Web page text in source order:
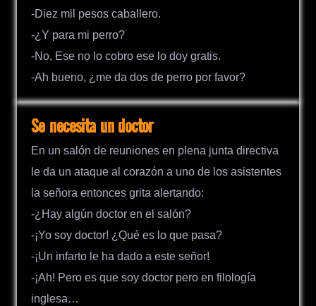
-Diez mil pesos caballero.
-¿Y para mi perro?
-No, Ese no lo cobro ese lo doy gratis.
-Ah bueno, ¿me da dos de perro por favor?
Se necesita un doctor
En un salón de reuniones en plena junta directiva
le da un ataque al corazón a uno de los asistentes
la señora entonces grita alertando:
-¿Hay algún doctor en el salón?
-¡Yo soy doctor! ¿Qué es lo que pasa?
-¡Un infarto le ha dado a este señor!
-¡Ah! Pero es que soy doctor pero en filología
inglesa…